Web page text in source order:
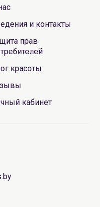
и контакты
прав
красоты
кабинет